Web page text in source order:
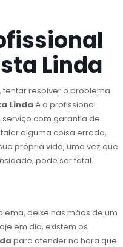
Linda
resolver o problema
Linda é o profissional
com garantia de
alguma coisa errada,
própria vida, uma vez que
pode ser fatal.
deixe nas mãos de um
em dia, existem os
para atender na hora que